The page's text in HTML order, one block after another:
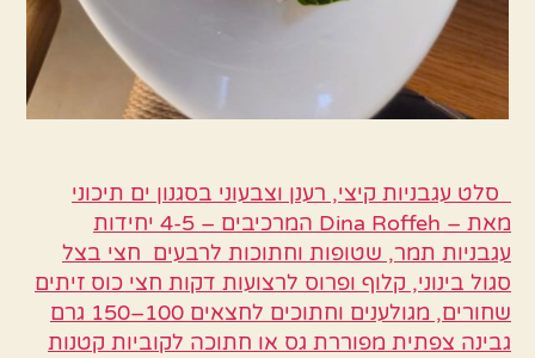
סלט עגבניות קיצי, רענן וצבעוני בסגנון ים תיכוני
מאת – Dina Roffeh המרכיבים – 4-5 יחידות
עגבניות תמר, שטופות וחתוכות לרבעים חצי בצל
סגול בינוני, קלוף ופרוס לרצועות דקות חצי כוס זיתים
שחורים, מגולענים וחתוכים לחצאים 100–150 גרם
גבינה צפתית מפוררת גס או חתוכה לקוביות קטנות